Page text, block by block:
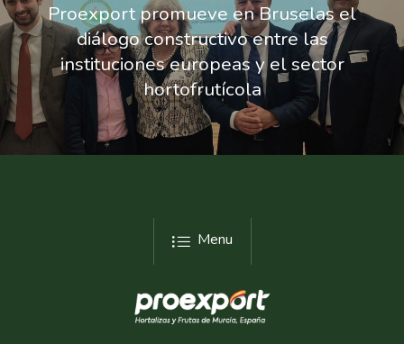
Proexport promueve en Bruselas el
diálogo constructivo entre las
instituciones europeas y el sector
hortofrutícola
Menu